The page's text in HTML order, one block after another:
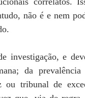
não é e nem
investigação, e
da
tribunal de